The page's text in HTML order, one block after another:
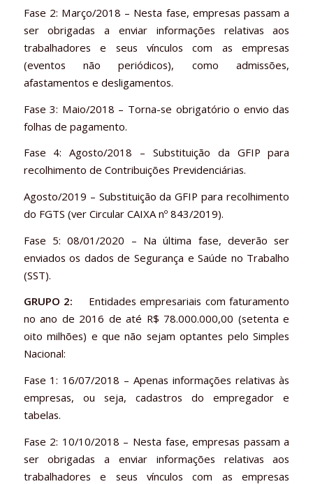
Fase 2: Março/2018 – Nesta fase, empresas passam a
ser obrigadas a enviar informações relativas aos
trabalhadores e seus vínculos com as empresas
(eventos não periódicos), como admissões,
afastamentos e desligamentos.
Fase 3: Maio/2018 – Torna-se obrigatório o envio das
folhas de pagamento.
Fase 4: Agosto/2018 – Substituição da GFIP para
recolhimento de Contribuições Previdenciárias.
Agosto/2019 – Substituição da GFIP para recolhimento
do FGTS (ver Circular CAIXA nº 843/2019).
Fase 5: 08/01/2020 – Na última fase, deverão ser
enviados os dados de Segurança e Saúde no Trabalho
(SST).
GRUPO 2: Entidades empresariais com faturamento
no ano de 2016 de até R$ 78.000.000,00 (setenta e
oito milhões) e que não sejam optantes pelo Simples
Nacional:
Fase 1: 16/07/2018 – Apenas informações relativas às
empresas, ou seja, cadastros do empregador e
tabelas.
Fase 2: 10/10/2018 – Nesta fase, empresas passam a
ser obrigadas a enviar informações relativas aos
trabalhadores e seus vínculos com as empresas